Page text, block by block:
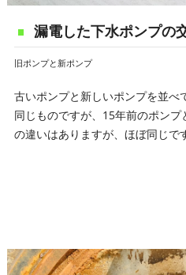
漏電した下水ポンプの
旧ポンプと新ポンプ
古いポンプと新しいポンプを並べ
同じものですが、15年前のポン
の違いはありますが、ほぼ同じで